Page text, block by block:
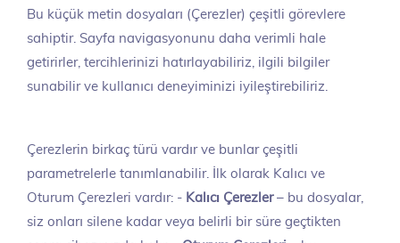
Bu küçük metin dosyaları (Çerezler) çeşitli görevlere
sahiptir. Sayfa navigasyonunu daha verimli hale
getirirler, tercihlerinizi hatırlayabiliriz, ilgili bilgiler
sunabilir ve kullanıcı deneyiminizi iyileştirebiliriz.
Çerezlerin birkaç türü vardır ve bunlar çeşitli
parametrelerle tanımlanabilir. İlk olarak Kalıcı ve
Oturum Çerezleri vardır: - Kalıcı Çerezler– bu dosyalar,
siz onları silene kadar veya belirli bir süre geçtikten